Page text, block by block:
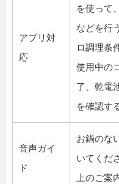
アプリ対
応
を使って
などを行
ロ調理条
使用中の
了、乾電
を確認す
音声ガイ
ド
お鍋のな
いてくだ
上のご案